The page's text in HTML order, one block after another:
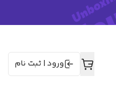
ورود | ثبت نام